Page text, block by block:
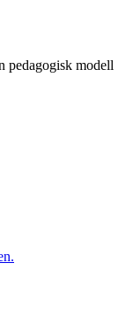
pedagogisk modell